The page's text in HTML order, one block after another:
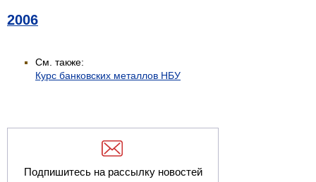
2006
См. также:
Курс банковских металлов НБУ
Подпишитесь на рассылку новостей